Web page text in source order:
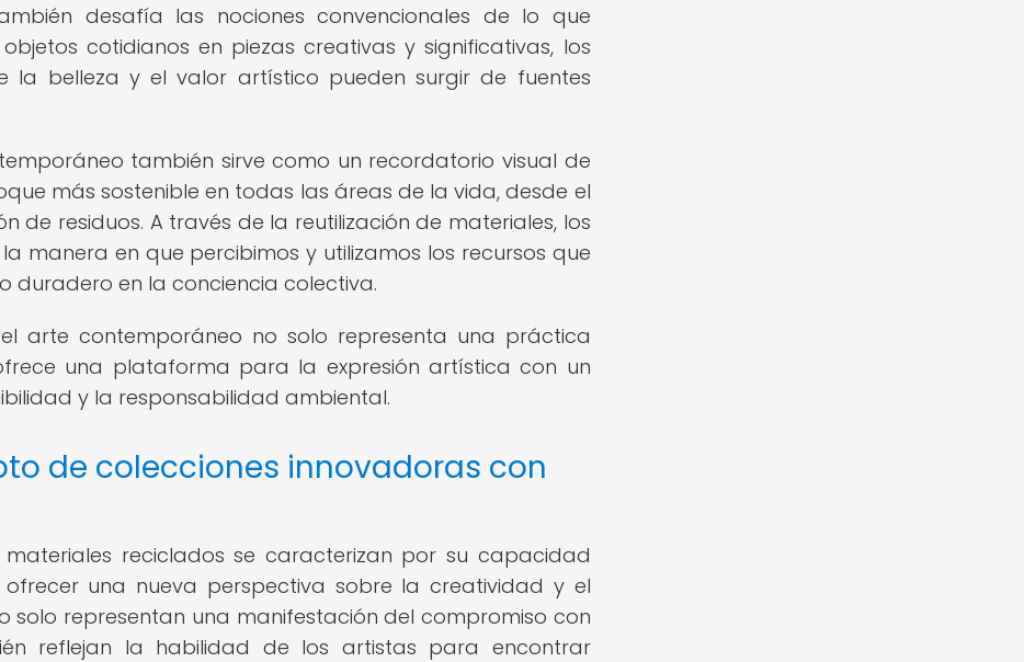
desafía las nociones convencionales de lo que
cotidianos en piezas creativas y significativas, los
la belleza y el valor artístico pueden surgir de fuentes
también sirve como un recordatorio visual de
más sostenible en todas las áreas de la vida, desde el
de residuos. A través de la reutilización de materiales, los
manera en que percibimos y utilizamos los recursos que
duradero en la conciencia colectiva.
arte contemporáneo no solo representa una práctica
una plataforma para la expresión artística con un
y la responsabilidad ambiental.
de colecciones innovadoras con
materiales reciclados se caracterizan por su capacidad
una nueva perspectiva sobre la creatividad y el
solo representan una manifestación del compromiso con
reflejan la habilidad de los artistas para encontrar